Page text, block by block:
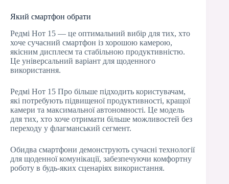
Який смартфон обрати
Редмі Нот 15 — це оптимальний вибір для тих, хто
хоче сучасний смартфон із хорошою камерою,
якісним дисплеєм та стабільною продуктивністю.
Це універсальний варіант для щоденного
використання.
Редмі Нот 15 Про більше підходить користувачам,
які потребують підвищеної продуктивності, кращої
камери та максимальної автономності. Це модель
для тих, хто хоче отримати більше можливостей без
переходу у флагманський сегмент.
Обидва смартфони демонструють сучасні технології
для щоденної комунікації, забезпечуючи комфортну
роботу в будь-яких сценаріях використання.